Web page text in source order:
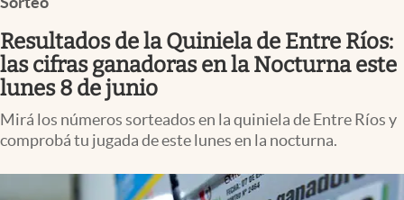
Columnistas
Otras secciones
Infotechnology
Clase
Resultados de la Quiniela de Entre Ríos:
las cifras ganadoras en la Nocturna este
lunes 8 de junio
Mirá los números sorteados en la quiniela de Entre Ríos y
comprobá tu jugada de este lunes en la nocturna.